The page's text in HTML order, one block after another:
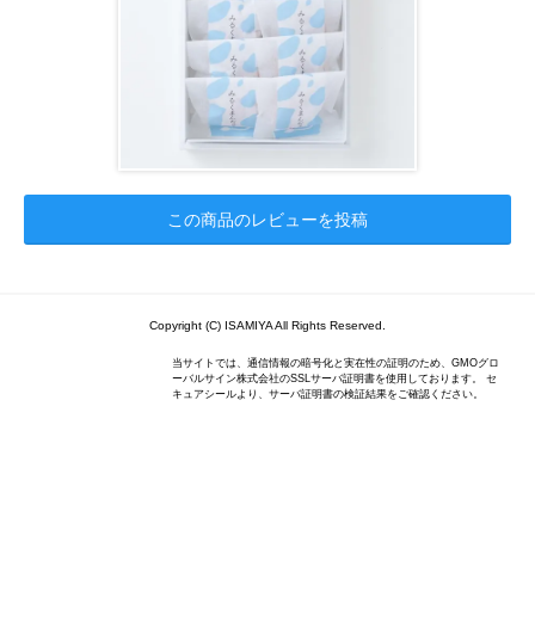
この商品のレビューを投稿
Copyright (C) ISAMIYA All Rights Reserved.
当サイトでは、通信情報の暗号化と実在性の証明のため、GMOグロ
ーバルサイン株式会社のSSLサーバ証明書を使用しております。 セ
キュアシールより、サーバ証明書の検証結果をご確認ください。